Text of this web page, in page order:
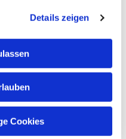
Details zeigen
Cookies
auch